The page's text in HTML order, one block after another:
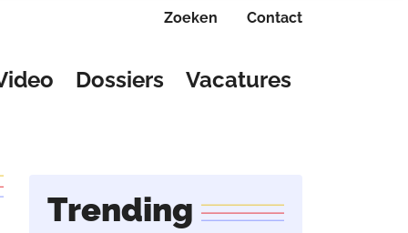
Zoeken Contact
Dossiers Vacatures
Trending